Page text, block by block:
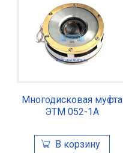
Многодисковая муфта
ЭТМ 052-1А